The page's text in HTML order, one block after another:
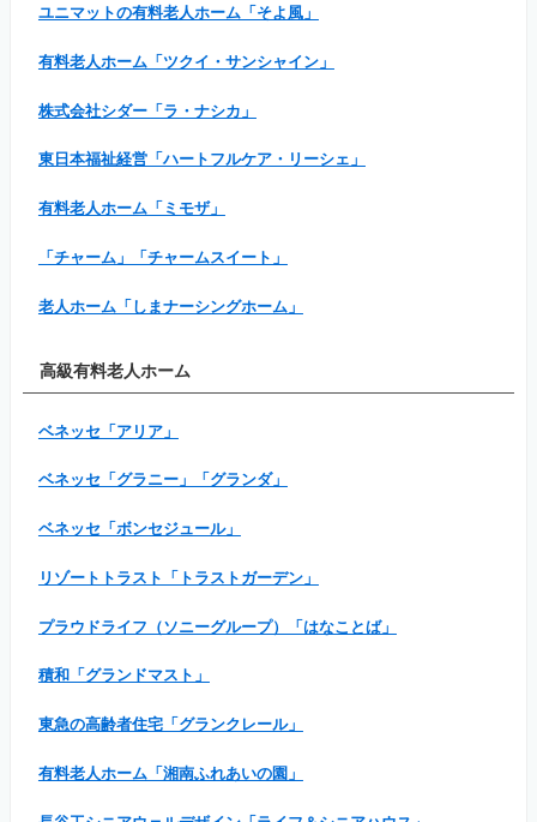
ユニマットの有料老人ホーム「そよ風」
有料老人ホーム「ツクイ・サンシャイン」
株式会社シダー「ラ・ナシカ」
東日本福祉経営「ハートフルケア・リーシェ」
有料老人ホーム「ミモザ」
「チャーム」「チャームスイート」
老人ホーム「しまナーシングホーム」
高級有料老人ホーム
ベネッセ「アリア」
ベネッセ「グラニー」「グランダ」
ベネッセ「ボンセジュール」
リゾートトラスト「トラストガーデン」
プラウドライフ（ソニーグループ）「はなことば」
積和「グランドマスト」
東急の高齢者住宅「グランクレール」
有料老人ホーム「湘南ふれあいの園」